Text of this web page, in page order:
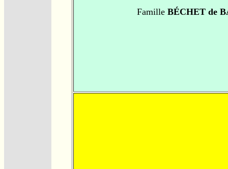
Famille BÉCHET de